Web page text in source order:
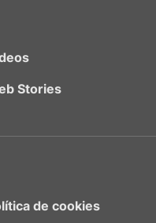
Stories
de cookies